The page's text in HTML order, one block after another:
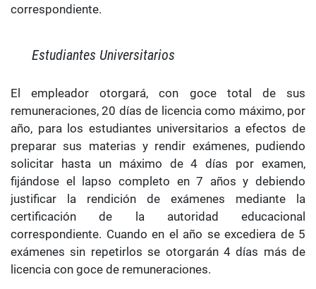
correspondiente.
Estudiantes Universitarios
El empleador otorgará, con goce total de sus
remuneraciones, 20 días de licencia como máximo, por
año, para los estudiantes universitarios a efectos de
preparar sus materias y rendir exámenes, pudiendo
solicitar hasta un máximo de 4 días por examen,
fijándose el lapso completo en 7 años y debiendo
justificar la rendición de exámenes mediante la
certificación de la autoridad educacional
correspondiente. Cuando en el año se excediera de 5
exámenes sin repetirlos se otorgarán 4 días más de
licencia con goce de remuneraciones.